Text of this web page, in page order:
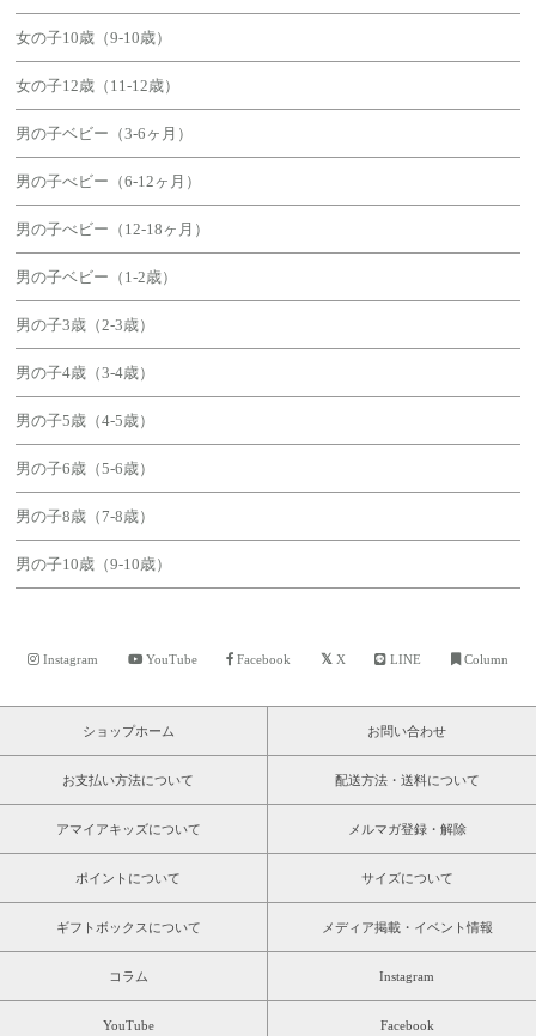
女の子10歳（9-10歳）
女の子12歳（11-12歳）
男の子ベビー（3-6ヶ月）
男の子べビー（6-12ヶ月）
男の子べビー（12-18ヶ月）
男の子ベビー（1-2歳）
男の子3歳（2-3歳）
男の子4歳（3-4歳）
男の子5歳（4-5歳）
男の子6歳（5-6歳）
男の子8歳（7-8歳）
男の子10歳（9-10歳）
Instagram YouTube Facebook X LINE Column
ショップホーム お問い合わせ
お支払い方法について 配送方法・送料について
アマイアキッズについて メルマガ登録・解除
ポイントについて サイズについて
ギフトボックスについて メディア掲載・イベント情報
コラム Instagram
YouTube Facebook